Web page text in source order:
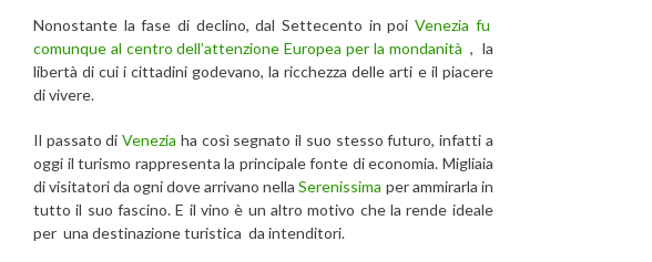
Nonostante la fase di declino, dal Settecento in poi Venezia fu
comunque al centro dell’attenzione Europea per la mondanità , la
libertà di cui i cittadini godevano, la ricchezza delle arti e il piacere
di vivere.
Il passato diVenezia ha così segnato il suo stesso futuro, infatti a
oggi il turismo rappresenta la principale fonte di economia. Migliaia
di visitatori da ogni dove arrivano nellaSerenissima per ammirarla in
tutto il suo fascino. E il vino è un altro motivo che la rende ideale
per una destinazione turistica da intenditori.